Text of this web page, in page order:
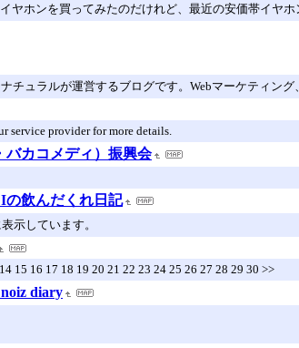
ヤホンを買ってみたのだけれど、最近の安価帯イヤホ
チュラルが運営するブログです。Webマーケティング
service provider for more details.
バカコメディ）振興会
の飲んだくれ日記
示しています。
15 16 17 18 19 20 21 22 23 24 25 26 27 28 29 30 >>
diary